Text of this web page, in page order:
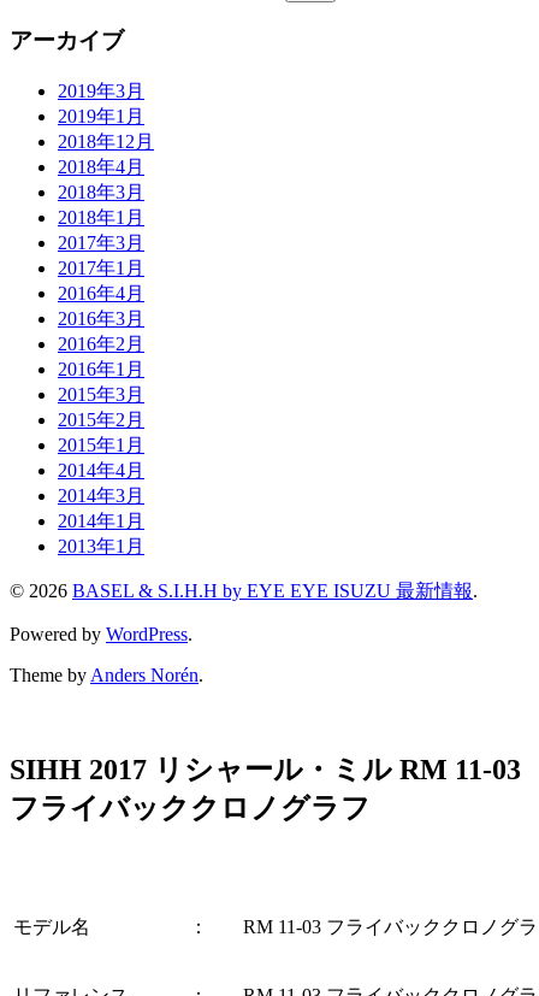
アーカイブ
2019年3月
2019年1月
2018年12月
2018年4月
2018年3月
2018年1月
2017年3月
2017年1月
2016年4月
2016年3月
2016年2月
2016年1月
2015年3月
2015年2月
2015年1月
2014年4月
2014年3月
2014年1月
2013年1月
© 2026 BASEL & S.I.H.H by EYE EYE ISUZU 最新情報.
Powered by WordPress.
Theme by Anders Norén.
SIHH 2017 リシャール・ミル RM 11-03
フライバッククロノグラフ
モデル名 ： RM 11-03 フライバッククロノグ